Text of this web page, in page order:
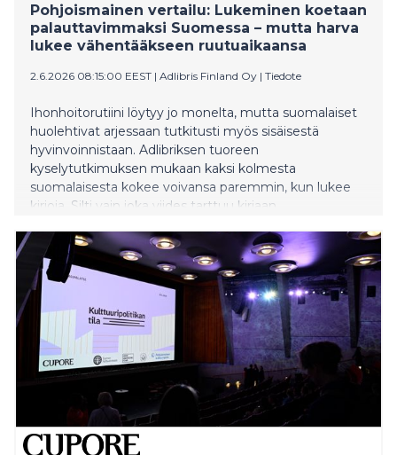
Pohjoismainen vertailu: Lukeminen koetaan
palauttavimmaksi Suomessa – mutta harva
lukee vähentääkseen ruutuaikaansa
2.6.2026 08:15:00 EEST | Adlibris Finland Oy | Tiedote
Ihonhoitorutiini löytyy jo monelta, mutta suomalaiset
huolehtivat arjessaan tutkitusti myös sisäisestä
hyvinvoinnistaan. Adlibriksen tuoreen
kyselytutkimuksen mukaan kaksi kolmesta
suomalaisesta kokee voivansa paremmin, kun lukee
kirjoja. Silti vain joka viides tarttuu kirjaan